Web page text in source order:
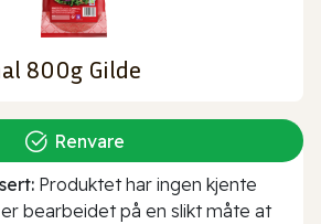
800g Gilde
Renvare
Produktet har ingen kjente
bearbeidet på en slikt måte at